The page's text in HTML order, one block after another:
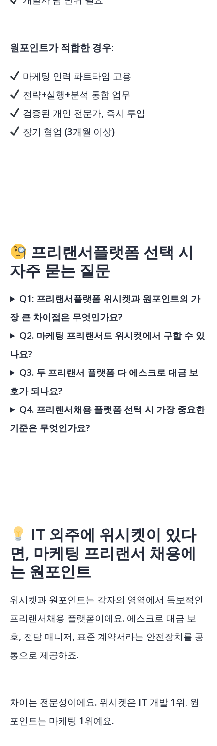
원포인트가 적합한 경우:
마케팅 인력 파트타임 고용
전략+실행+분석 통합 업무
검증된 개인 전문가, 즉시 투입
장기 협업 (3개월 이상)
프리랜서플랫폼 선택 시
자주 묻는 질문
Q1: 프리랜서플랫폼 위시켓과 원포인트의 가
장 큰 차이점은 무엇인가요?
Q2. 마케팅 프리랜서도 위시켓에서 구할 수 있
나요?
Q3. 두 프리랜서 플랫폼 다 에스크로 대금 보
호가 되나요?
Q4. 프리랜서채용 플랫폼 선택 시 가장 중요한
기준은 무엇인가요?
IT 외주에 위시켓이 있다
면, 마케팅 프리랜서 채용에
는 원포인트
위시켓과 원포인트는 각자의 영역에서 독보적인
프리랜서채용 플랫폼이에요. 에스크로 대금 보
호, 전담 매니저, 표준 계약서라는 안전장치를 공
통으로 제공하죠.
차이는 전문성이에요. 위시켓은 IT 개발 1위, 원
포인트는 마케팅 1위예요.